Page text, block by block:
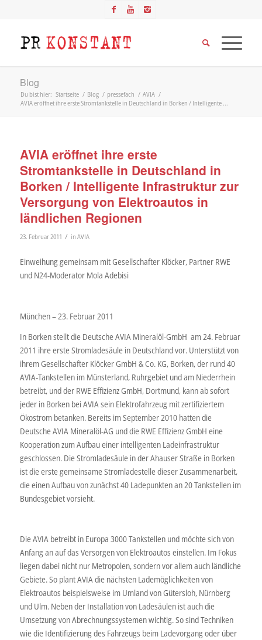
Blog
Du bist hier: Startseite / Blog / pressefach / AVIA /
AVIA eröffnet ihre erste Stromtankstelle in Deutschland in Borken / Intelligente ...
AVIA eröffnet ihre erste
Stromtankstelle in Deutschland in
Borken / Intelligente Infrastruktur zur
Versorgung von Elektroautos in
ländlichen Regionen
23. Februar 2011 / in AVIA
Einweihung gemeinsam mit Gesellschafter Klöcker, Partner RWE
und N24-Moderator Mola Adebisi
München – 23. Februar 2011
In Borken stellt die Deutsche AVIA Mineralöl-GmbH am 24. Februar
2011 ihre erste Stromladesäule in Deutschland vor. Unterstützt von
ihrem Gesellschafter Klöcker GmbH & Co. KG, Borken, der rund 40
AVIA-Tankstellen im Münsterland, Ruhrgebiet und am Niederrhein
betreibt, und der RWE Effizienz GmbH, Dortmund, kann ab sofort
jeder in Borken bei AVIA sein Elektrofahrzeug mit zertifiziertem
Ökostrom betanken. Bereits im September 2010 hatten die
Deutsche AVIA Mineralöl-AG und die RWE Effizienz GmbH eine
Kooperation zum Aufbau einer intelligenten Ladeinfrastruktur
geschlossen. Die Stromladesäule in der Ahauser Straße in Borken
ist die erste gemeinsame Stromladestelle dieser Zusammenarbeit,
die einen Aufbau von zunächst 40 Ladepunkten an 20 Tankstellen im
Bundesgebiet vorsieht.
Die AVIA betreibt in Europa 3000 Tankstellen und möchte sich von
Anfang an auf das Versorgen von Elektroautos einstellen. Im Fokus
liegen dabei nicht nur Metropolen, sondern vor allem auch ländliche
Gebiete. So plant AVIA die nächsten Lademöglichkeiten von
Elektroautos beispielsweise im Umland von Gütersloh, Nürnberg
und Ulm. Neben der Installation von Ladesäulen ist auch die
Umsetzung von Abrechnungssystemen wichtig. So sind Techniken
wie die Identifizierung des Fahrzeugs beim Ladevorgang oder über